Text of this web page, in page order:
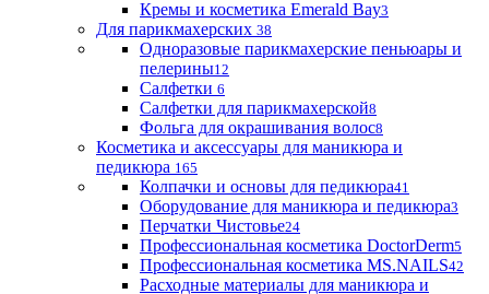
Кремы и косметика Emerald Bay3
Для парикмахерских 38
Одноразовые парикмахерские пеньюары и
пелерины12
Салфетки 6
Салфетки для парикмахерской8
Фольга для окрашивания волос8
Косметика и аксессуары для маникюра и
педикюра 165
Колпачки и основы для педикюра41
Оборудование для маникюра и педикюра3
Перчатки Чистовье24
Профессиональная косметика DoctorDerm5
Профессиональная косметика MS.NAILS42
Расходные материалы для маникюра и